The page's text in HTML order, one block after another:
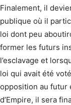
Finalement, il
publique où il
loi dont peu
former les futurs
l’esclavage et
loi qui avait été
opposition au futur
d’Empire, il sera